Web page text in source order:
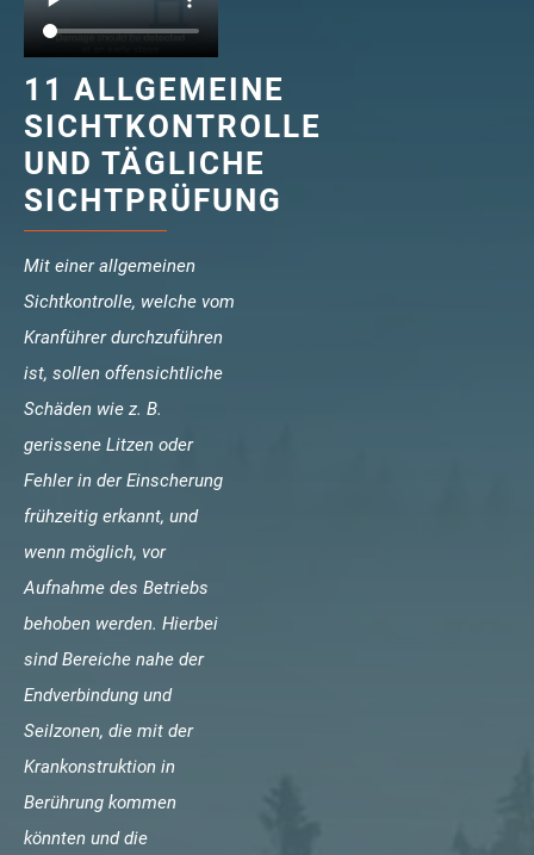
Unternehmen
verope Wordwide
Future
Aktuelles
DE
English
Kontakt Händler
11 ALLGEMEINE
SICHTKONTROLLE
UND TÄGLICHE
SICHTPRÜFUNG
Mit einer allgemeinen
Sichtkontrolle, welche vom
Kranführer durchzuführen
ist, sollen offensichtliche
Schäden wie z. B.
gerissene Litzen oder
Fehler in der Einscherung
frühzeitig erkannt, und
wenn möglich, vor
Aufnahme des Betriebs
behoben werden. Hierbei
sind Bereiche nahe der
Endverbindung und
Seilzonen, die mit der
Krankonstruktion in
Berührung kommen
könnten und die